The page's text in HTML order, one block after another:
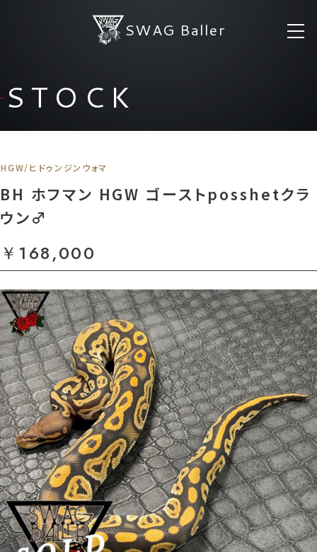
SWAG Baller
STOCK
HGW/ヒドゥンジンウォマ
BH ホフマン HGW ゴーストposshetクラ
ウン♂
￥168,000